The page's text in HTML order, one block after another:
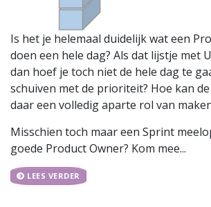
Is het je helemaal duidelijk wat een
doen een hele dag? Als dat lijstje met
dan hoef je toch niet de hele dag te
schuiven met de prioriteit? Hoe kan de
daar een volledig aparte rol van
Misschien toch maar een Sprint
goede Product Owner? Kom mee...
LEES VERDER